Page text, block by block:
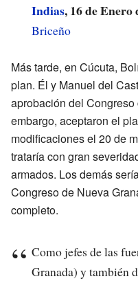
Indias, 16 de Enero
Briceño
Más tarde, en Cúcuta,
plan. Él y Manuel del
aprobación del
embargo, aceptaron el
modificaciones el 20 de
trataría con gran
armados. Los demás
Congreso de Nueva
completo.
Como jefes de las
Granada) y también